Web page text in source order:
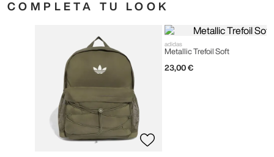
COMPLETA TU LOOK